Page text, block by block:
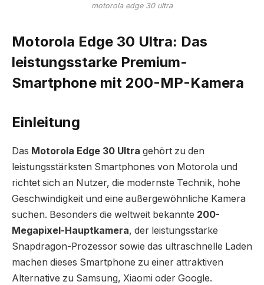
motorola edge 30 ultra
Motorola Edge 30 Ultra: Das
leistungsstarke Premium-
Smartphone mit 200-MP-Kamera
Einleitung
Das Motorola Edge 30 Ultra gehört zu den
leistungsstärksten Smartphones von Motorola und
richtet sich an Nutzer, die modernste Technik, hohe
Geschwindigkeit und eine außergewöhnliche Kamera
suchen. Besonders die weltweit bekannte 200-
Megapixel-Hauptkamera, der leistungsstarke
Snapdragon-Prozessor sowie das ultraschnelle Laden
machen dieses Smartphone zu einer attraktiven
Alternative zu Samsung, Xiaomi oder Google.